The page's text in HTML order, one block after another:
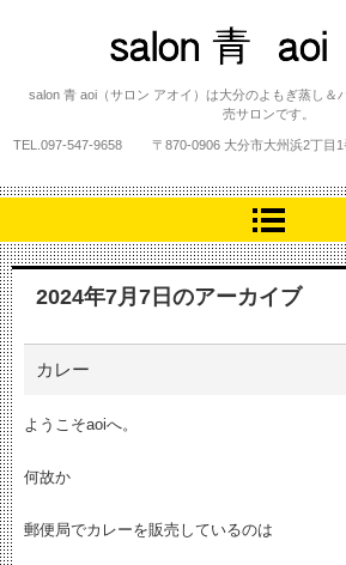
salon 青 aoi
salon 青 aoi（サロン アオイ）は大分のよもぎ蒸し＆
売サロンです。
TEL. 097-547-9658 〒870-0906 大分市大州浜2
2024年7月7日 のアーカイブ
カレー
ようこそaoiへ。
何故か
郵便局でカレーを販売しているのは